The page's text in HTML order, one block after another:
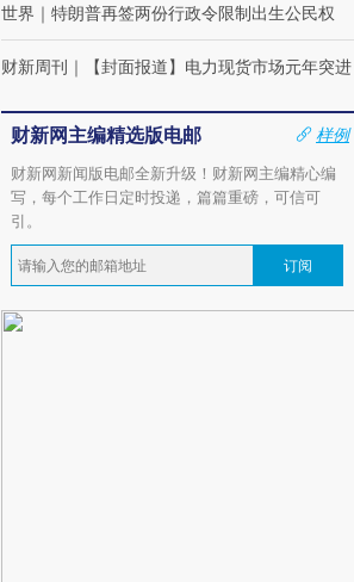
世界 ｜ 特朗普再签两份行政令限制出生公民权
财新周刊 ｜ 【封面报道】电力现货市场元年突进
财新网主编精选版电邮
样例
财新网新闻版电邮全新升级！财新网主编精心编
写，每个工作日定时投递，篇篇重磅，可信可
引。
订阅